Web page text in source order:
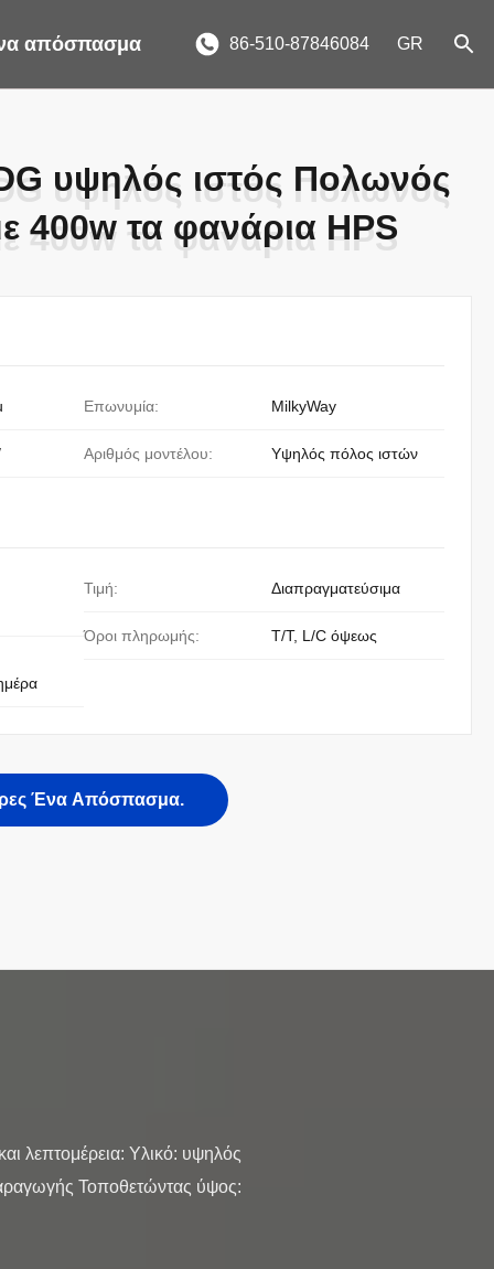
απόσπασμα 86-510-87846084 GR
υψηλός ιστός Πολωνός
400w τα φανάρια HPS
υψηλός ιστός Πολωνός
400w τα φανάρια HPS
Επωνυμία: MilkyWay
Αριθμός μοντέλου: Υψηλός πόλος ιστών
Τιμή: Διαπραγματεύσιμα
Όροι πληρωμής: T/T, L/C όψεως
Ένα Απόσπασμα.
λεπτομέρεια: Υλικό: υψηλός
Τοποθετώντας ύψος: